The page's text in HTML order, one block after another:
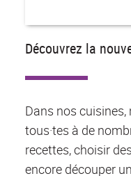
Découvrez la
Dans nos
tous·tes à de
recettes, choisir
encore découper